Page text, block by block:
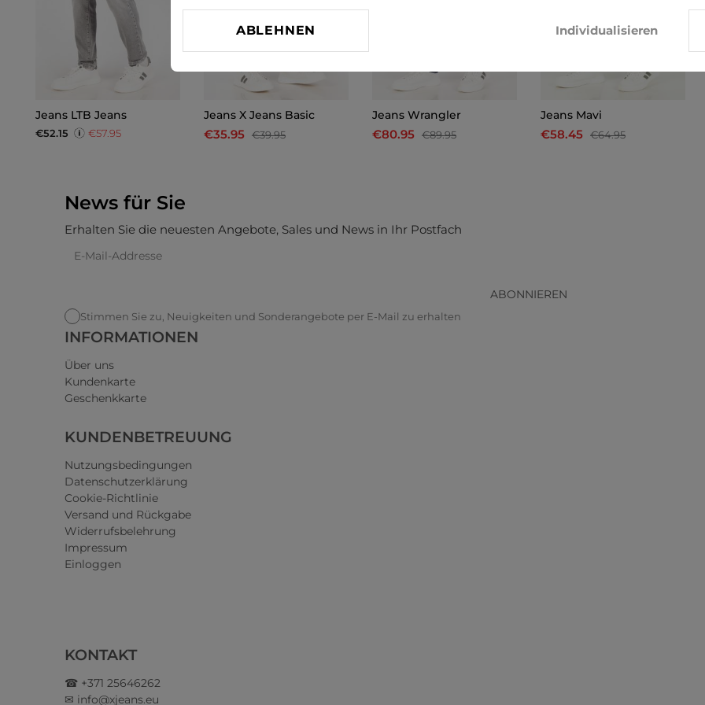
Jeans LTB Jeans
€52.15 €57.95
Jeans X Jeans Basic
€35.95 €39.95
Jeans Wrangler
€80.95 €89.95
Jeans Mavi
€58.45 €64.95
News für Sie
Erhalten Sie die neuesten Angebote, Sales und News in Ihr Postfach
ABONNIEREN
Stimmen Sie zu, Neuigkeiten und Sonderangebote per E-Mail zu erhalten
INFORMATIONEN
Über uns
Kundenkarte
Geschenkkarte
KUNDENBETREUUNG
Nutzungsbedingungen
Datenschutzerklärung
Cookie-Richtlinie
Versand und Rückgabe
Widerrufsbelehrung
Impressum
Einloggen
KONTAKT
☎ +371 25646262
✉ info@xjeans.eu
ABLEHNEN Individualisieren